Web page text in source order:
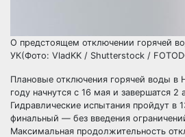
О предстоящем отключении горячей
УК(Фото: VladKK / Shutterstock /
Плановые отключения горячей воды в
году начнутся с 16 мая и завершатся 2
Гидравлические испытания пройдут в
финальный — без введения
Максимальная продолжительность